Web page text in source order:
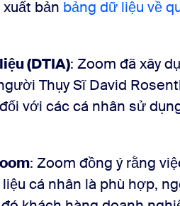
bản bảng dữ liệu về
(DTIA): Zoom đã xây
Thụy Sĩ David
với các cá nhân sử
: Zoom đồng ý rằng
cá nhân là phù hợp,